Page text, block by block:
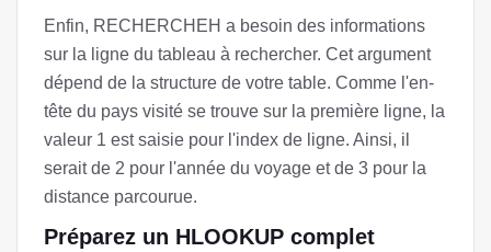
Enfin, RECHERCHEH a besoin des informations
sur la ligne du tableau à rechercher. Cet argument
dépend de la structure de votre table. Comme l'en-
tête du pays visité se trouve sur la première ligne, la
valeur 1 est saisie pour l'index de ligne. Ainsi, il
serait de 2 pour l'année du voyage et de 3 pour la
distance parcourue.
Préparez un HLOOKUP complet